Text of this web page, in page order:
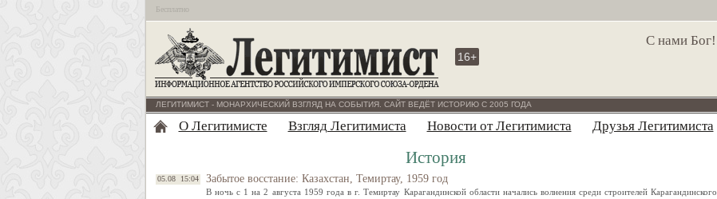
Бесплатно
С нами Бог!
16+
ЛЕГИТИМИСТ - МОНАРХИЧЕСКИЙ ВЗГЛЯД НА СОБЫТИЯ. САЙТ ВЕДЁТ ИСТОРИЮ С 2005 ГОДА
О Легитимисте Взгляд Легитимиста Новости от Легитимиста Друзья Легитимиста
История
05.08 15:04 Забытое восстание: Казахстан, Темиртау, 1959 год
В ночь с 1 на 2 августа 1959 года в г. Темиртау Карагандинской области начались волнения среди строителей Карагандинского